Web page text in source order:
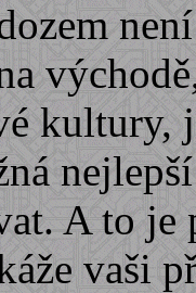
kultury,
A to je
vaši